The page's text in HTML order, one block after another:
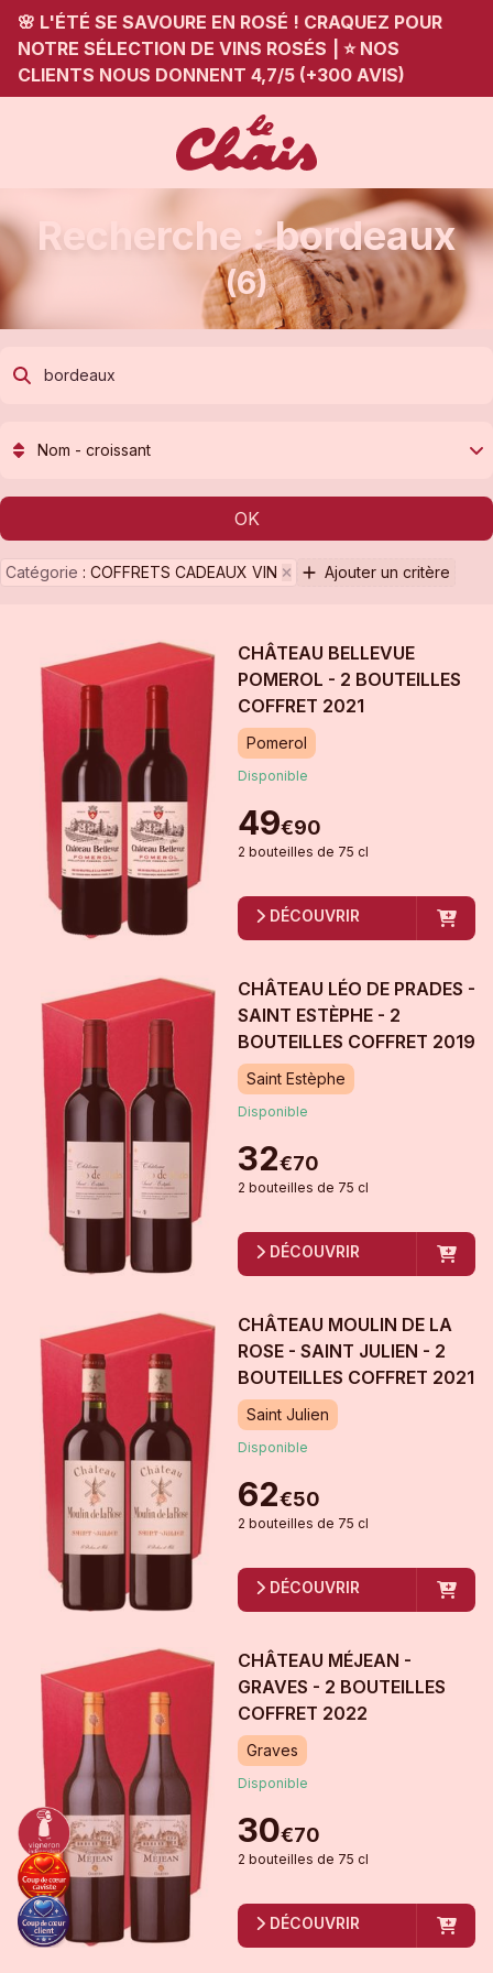
🌸 L'ÉTÉ SE SAVOURE EN ROSÉ ! CRAQUEZ POUR
NOTRE SÉLECTION DE VINS ROSÉS
⭐ NOS
CLIENTS NOUS DONNENT 4,7/5 (+300 AVIS)
Recherche : bordeaux
(6)
Nom - croissant
OK
Catégorie : COFFRETS CADEAUX VIN Ajouter un critère
CHÂTEAU BELLEVUE
POMEROL - 2 BOUTEILLES
COFFRET 2021
Pomerol
Disponible
49€90
2 bouteilles de 75 cl
DÉCOUVRIR
CHÂTEAU LÉO DE PRADES -
SAINT ESTÈPHE - 2
BOUTEILLES COFFRET 2019
Saint Estèphe
Disponible
32€70
2 bouteilles de 75 cl
DÉCOUVRIR
CHÂTEAU MOULIN DE LA
ROSE - SAINT JULIEN - 2
BOUTEILLES COFFRET 2021
Saint Julien
Disponible
62€50
2 bouteilles de 75 cl
DÉCOUVRIR
CHÂTEAU MÉJEAN -
GRAVES - 2 BOUTEILLES
COFFRET 2022
Graves
Disponible
30€70
2 bouteilles de 75 cl
DÉCOUVRIR